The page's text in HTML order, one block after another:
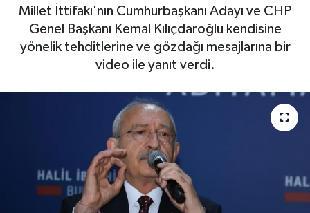
Millet İttifakı'nın Cumhurbaşkanı Adayı ve CHP
Genel Başkanı Kemal Kılıçdaroğlu kendisine
yönelik tehditlerine ve gözdağı mesajlarına bir
video ile yanıt verdi.
EKONOMİ
EĞİTİM
BÖLGE
Tüm Manşetler
Son Dakika Haberleri